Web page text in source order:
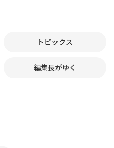
トピックス
編集長がゆく